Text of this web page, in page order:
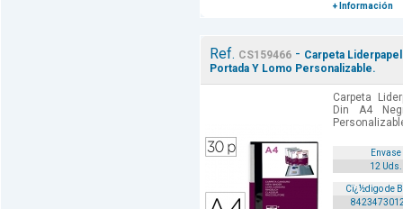
+ Información
Ref. CS159466 - Carpeta
Portada Y Lomo Personalizable.
Carpeta
Din A4
Envase
12 Uds.
Cï¿½digo de